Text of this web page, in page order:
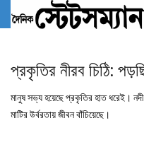
প্রকৃতির নীরব চিঠি:
মানুষ সভ্য হয়েছে প্রকৃতির হাত ধরেই।
মাটির উর্বরতায় জীবন বাঁচিয়েছে।